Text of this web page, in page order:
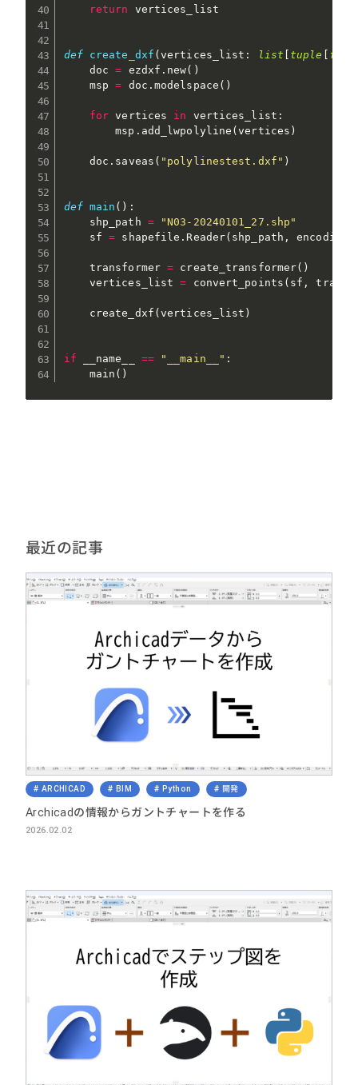
return vertices_list
def create_dxf (vertices_list : list tuple
    doc
= ezdxf . new( )
    msp
= doc . modelspace ( )
for vertices in vertices_list :
        msp
. add_lwpolyline (vertices )
    doc
. saveas ( "polylinestest.dxf" )
def main ( ) :
    shp_path
=
"N03-20240101_27.shp"
    sf
= shapefile . Reader( shp_path , encoding
    transformer
= create_transformer( )
    vertices_list
= convert_points ( sf ,
    create_dxf
(vertices_list )
if __name__ == "__main__" :
    main
( )
最近の記事
ARCHICAD BIM Python 開発
Archicadの情報からガントチャートを作る
2026.02.02